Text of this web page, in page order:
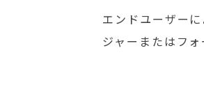
エンドユーザー
ジャーまたはフ